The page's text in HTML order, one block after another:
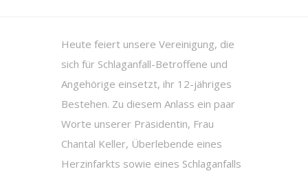
Heute feiert unsere Vereinigung, die
sich für Schlaganfall-Betroffene und
Angehörige einsetzt, ihr 12-jähriges
Bestehen. Zu diesem Anlass ein paar
Worte unserer Präsidentin, Frau
Chantal Keller, Überlebende eines
Herzinfarkts sowie eines Schlaganfalls